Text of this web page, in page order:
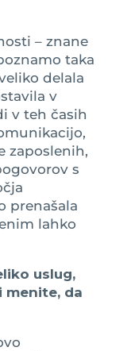
– znane
taka
delala
v
v teh časih
zaposlenih,
s
prenašala
lahko
uslug,
menite, da